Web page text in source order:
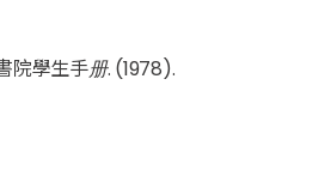
院學生手册. (1978).